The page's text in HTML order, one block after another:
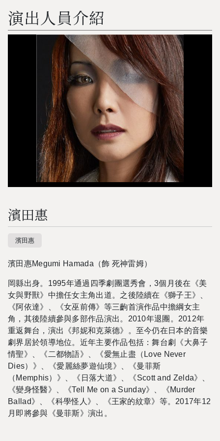
演出人員介紹
濱田惠
濱田惠
濱田惠Megumi Hamada （飾 死神雷姆）
岡縣出身。 1995年通過四季劇團選秀會，3個月後在《美
女與野獸》中擔任女主角出道。之後陸續在《獅子王》、
《阿依達》、《女巫前傳》等三齣首演作品中擔綱女主
角，其後陸續參與多部作品演出。2010年退團。2012年
重返舞台，演出《邦妮和克萊德》。至今仍在日本的音樂
劇界居於領導地位。近年主要作品包括：舞台劇《大鼻子
情聖》、《二都物語》、《愛無止盡（Love Never
Dies）》、《愛麗絲夢遊仙境》、《曼菲斯
（Memphis）》、《日落大道》、《Scott and Zelda》、
《變身怪醫》、《Tell Me on a Sunday》、《Murder
Ballad》、《科學怪人》、《王家的紋章》等。2017年12
月即將參與《曼菲斯》演出。